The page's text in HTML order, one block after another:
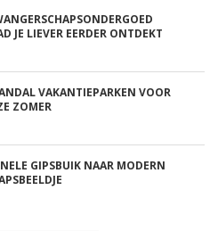
JE LIEVER EERDER ONTDEKT
VAKANTIEPARKEN VOOR
ZOMER
GIPSBUIK NAAR MODERN